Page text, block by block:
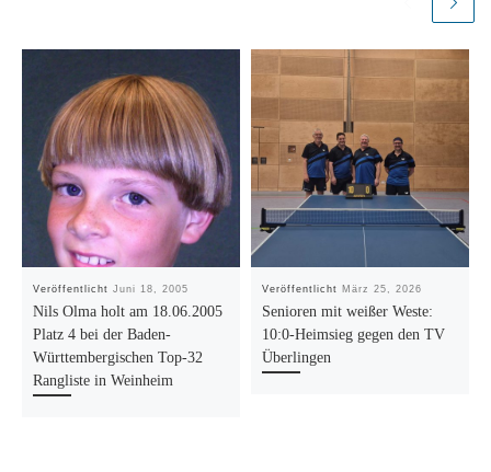
VeröffentlichtJuni 18, 2005
Nils Olma holt am 18.06.2005
Platz 4 bei der Baden-
Württembergischen Top-32
Rangliste in Weinheim
Veröffentlicht März 25, 2026
Senioren mit weißer Weste:
10:0-Heimsieg gegen den TV
Überlingen